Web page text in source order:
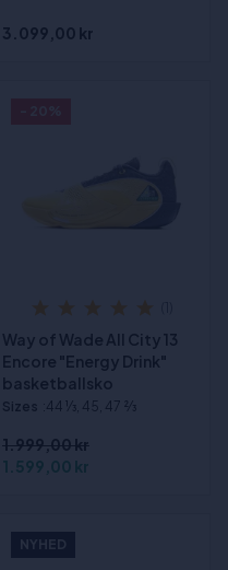
3.099,00 kr
Way of Wade All City 13
Encore "Energy Drink"
basketballsko
Sizes :44 1⁄3, 45, 47 2⁄3
1.999,00 kr
1.599,00 kr
NYHED